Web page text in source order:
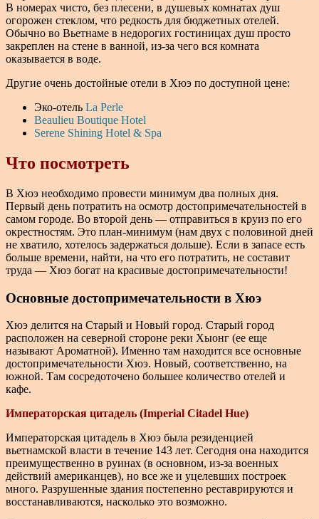
В номерах чисто, без плесени, в душевых комнатах душ
огорожен стеклом, что редкость для бюджетных отелей.
Обычно во Вьетнаме в недорогих гостиницах душ просто
закреплен на стене в ванной, из-за чего вся комната
оказывается в воде.
Другие очень достойные отели в Хюэ по доступной цене:
Эко-отель La Perle
Beaulieu Boutique Hotel
Serene Shining Hotel & Spa
Что посмотреть
В Хюэ необходимо провести минимум два полных дня.
Первый день потратить на осмотр достопримечательностей в
самом городе. Во второй день — отправиться в круиз по его
окрестностям. Это план-минимум (нам двух с половиной дней
не хватило, хотелось задержаться дольше). Если в запасе есть
больше времени, найти, на что его потратить, не составит
труда — Хюэ богат на красивые достопримечательности!
Основные достопримечательности в Хюэ
Хюэ делится на Старый и Новый город. Старый город
расположен на северной стороне реки Хыонг (ее еще
называют Ароматной). Именно там находится все основные
достопримечательности Хюэ. Новый, соответственно, на
южной. Там сосредоточено большее количество отелей и
кафе.
Императорская цитадель (Imperial Citadel Hue)
Императорская цитадель в Хюэ была резиденцией
вьетнамской власти в течение 143 лет. Сегодня она находится
преимущественно в руинах (в основном, из-за военных
действий американцев), но все же и уцелевших построек
много. Разрушенные здания постепенно реставрируются и
восстанавливаются, насколько это возможно.